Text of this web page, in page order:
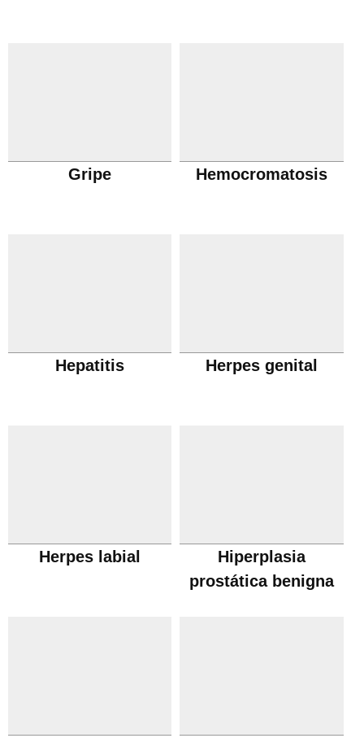
Gripe Hemocromatosis
Hepatitis Herpes genital
Herpes labial
Hiperplasia
prostática benigna